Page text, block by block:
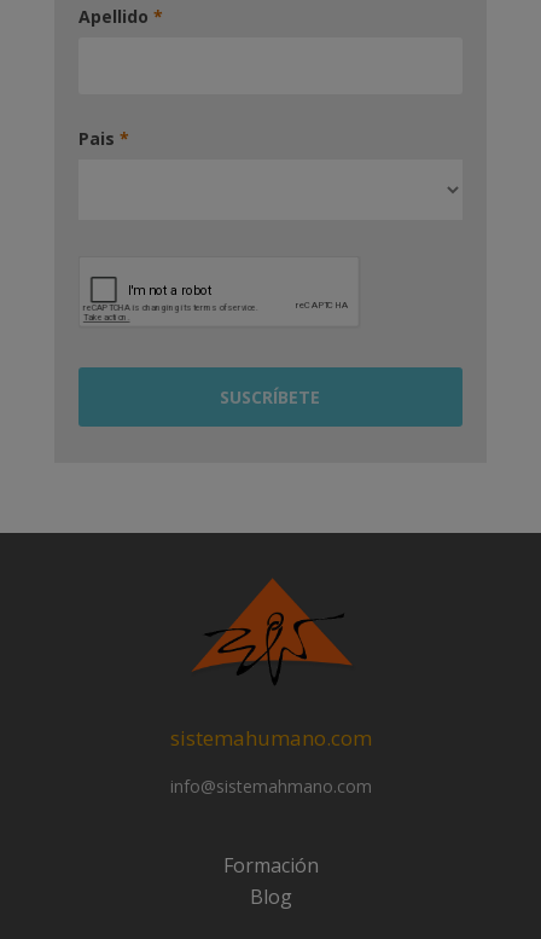
Apellido *
Pais *
sistemahumano.com
info@sistemahmano.com
Formación
Blog